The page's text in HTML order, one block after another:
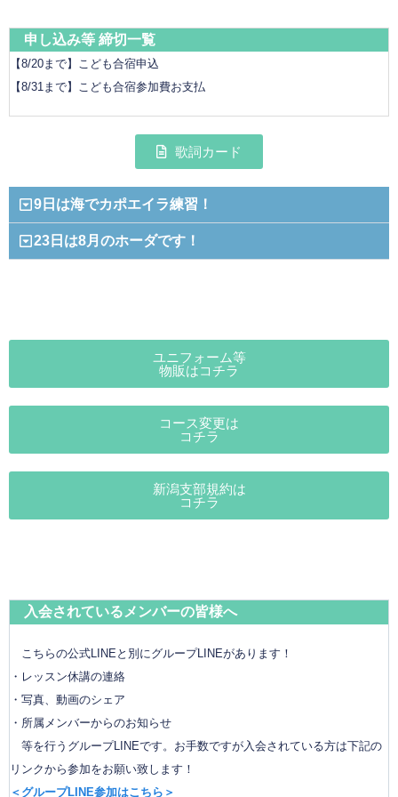
申し込み等 締切一覧
【8/20まで】こども合宿申込
【8/31まで】こども合宿参加費お支払
歌詞カード
9日は海でカポエイラ練習！
23日は8月のホーダです！
ユニフォーム等
物販はコチラ
コース変更は
コチラ
新潟支部規約は
コチラ
入会されているメンバーの皆様へ
こちらの公式LINEと別にグループLINEがあります！
・レッスン休講の連絡
・写真、動画のシェア
・所属メンバーからのお知らせ
等を行うグループLINEです。お手数ですが入会されている方は下記の
リンクから参加をお願い致します！
＜グループLINE参加はこちら＞